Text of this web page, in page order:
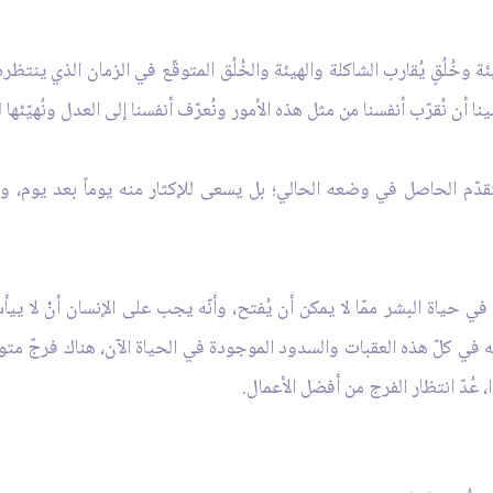
وخُلُقٍ يُقارب الشاكلة والهيئة والخُلُق المتوقّع في الزمان الذي
أن نُقرّب أنفسنا من مثل هذه الأمور ونُعرّف أنفسنا إلى العدل
الحاصل في وضعه الحالي؛ بل يسعى للإكثار منه يوماً بعد
في حياة البشر ممّا لا يمكن أن يُفتح، وأنّه يجب على الإنسان أنْ
في كلّ هذه العقبات والسدود الموجودة في الحياة الآن، هناك فرجٌ
عُدّ انتظار الفرج من أفضل الأعمال.